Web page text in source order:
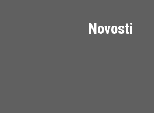
Novosti